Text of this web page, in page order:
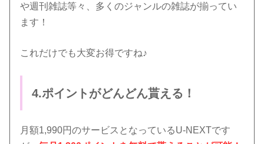
や週刊雑誌等々、多くのジャンルの雑誌が揃ってい
ます！
これだけでも大変お得ですね♪
4.ポイントがどんどん貰える！
月額1,990円のサービスとなっているU-NEXTです